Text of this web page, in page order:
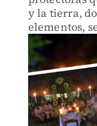
y la tierra,
elementos,
bebidas,
se alejan las